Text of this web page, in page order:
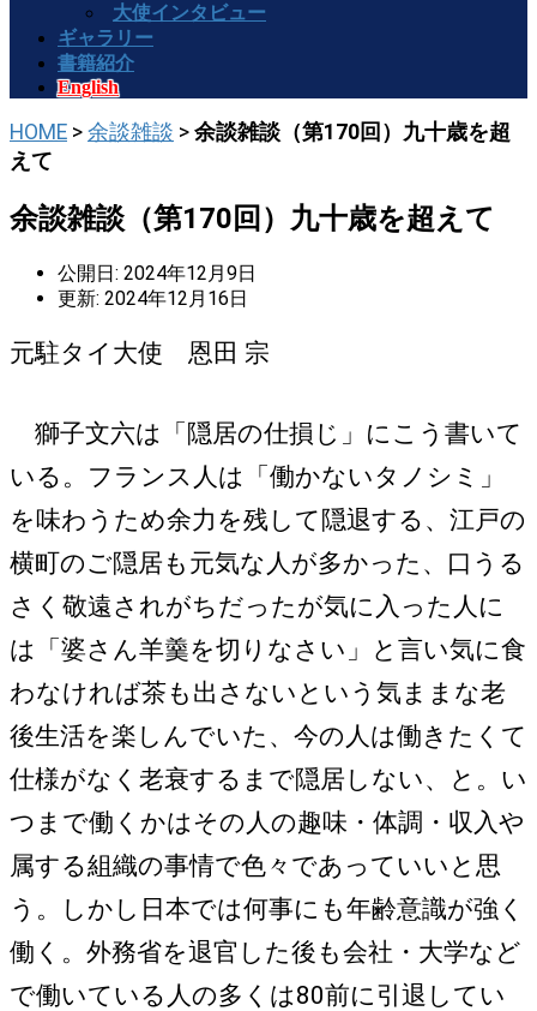
大使インタビュー
ギャラリー
書籍紹介
English
HOME > 余談雑談 > 余談雑談（第170回）九十歳を超
えて
余談雑談（第170回）九十歳を超えて
公開日: 2024年12月9日
更新: 2024年12月16日
元駐タイ大使 恩田 宗
獅子文六は「隠居の仕損じ」にこう書いて
いる。フランス人は「働かないタノシミ」
を味わうため余力を残して隠退する、江戸の
横町のご隠居も元気な人が多かった、口うる
さく敬遠されがちだったが気に入った人に
は「婆さん羊羹を切りなさい」と言い気に食
わなければ茶も出さないという気ままな老
後生活を楽しんでいた、今の人は働きたくて
仕様がなく老衰するまで隠居しない、と。い
つまで働くかはその人の趣味・体調・収入や
属する組織の事情で色々であっていいと思
う。しかし日本では何事にも年齢意識が強く
働く。外務省を退官した後も会社・大学など
で働いている人の多くは80前に引退してい